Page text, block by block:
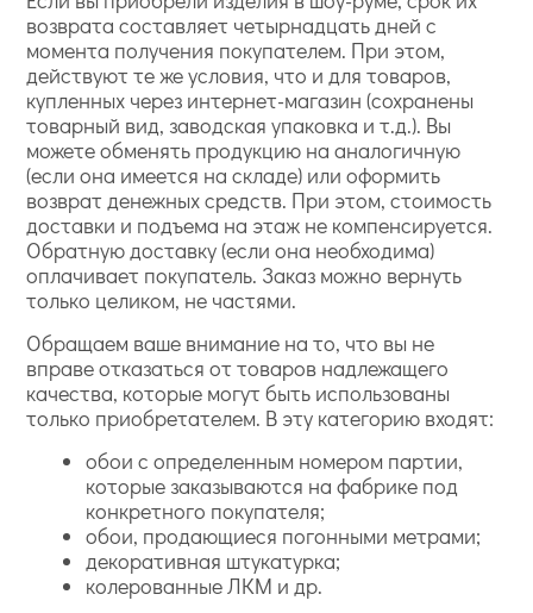
возврата составляет четырнадцать дней с
момента получения покупателем. При этом,
действуют те же условия, что и для товаров,
купленных через интернет-магазин (сохранены
товарный вид, заводская упаковка и т.д.). Вы
можете обменять продукцию на аналогичную
(если она имеется на складе) или оформить
возврат денежных средств. При этом, стоимость
доставки и подъема на этаж не компенсируется.
Обратную доставку (если она необходима)
оплачивает покупатель. Заказ можно вернуть
только целиком, не частями.
Обращаем ваше внимание на то, что вы не
вправе отказаться от товаров надлежащего
качества, которые могут быть использованы
только приобретателем. В эту категорию входят:
обои с определенным номером партии,
которые заказываются на фабрике под
конкретного покупателя;
обои, продающиеся погонными метрами;
декоративная штукатурка;
колерованные ЛКМ и др.